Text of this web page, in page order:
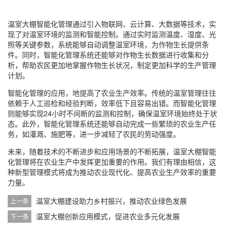
温室大棚智能化管理通过引入物联网、云计算、大数据等技术，实
现了对温室环境的监测和智能控制。通过实时监测温度、湿度、光
照等关键参数，系统能够自动调整温室环境，为作物生长提供条
件。同时，智能化管理系统还能够对作物生长数据进行收集和分
析，帮助农民更加地掌握作物生长状况，制定更加科学的生产管理
计划。
智能化管理的应用，地提高了农业生产效率。传统的温室管理往往
依赖于人工巡检和经验判断，效率低下且容易出错。而智能化管理
则能够实现24小时不间断的监测和控制，确保温室环境始终处于状
态。此外，智能化管理系统还能够自动完成一些繁琐的农业生产任
务，如灌溉、施肥等，进一步减轻了农民的劳动强度。
未来，随着技术的不断进步和应用场景的不断拓展，温室大棚智能
化管理将在农业生产中发挥更加重要的作用。我们有理由相信，这
种新型管理模式将成为推动农业现代化、提高农业生产效率的重要
力量。
上一条 温室大棚建设助力乡村振兴，推动农业绿色发展
下一条 温室大棚创新应用模式，促进农业多元化发展